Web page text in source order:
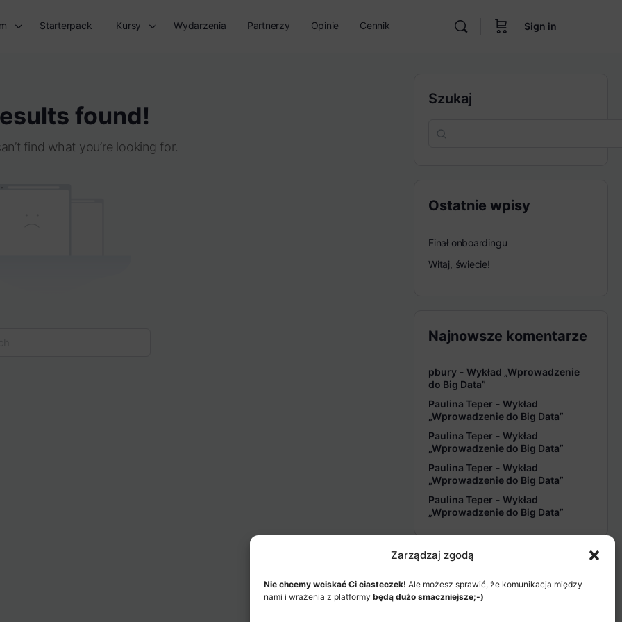
Zarządzaj zgodą
Nie chcemy wciskać Ci ciasteczek! Ale możesz sprawić, że komunikacja między
nami i wrażenia z platformy będą dużo smaczniejsze;-)
Starterpack Kursy Wydarzenia Partnerzy Opinie Cennik Sign in
found!
find what you’re looking for.
Szukaj
Ostatnie wpisy
Finał onboardingu
Witaj, świecie!
Najnowsze komentarze
pbury - Wykład „Wprowadzenie
do Big Data”
Paulina Teper - Wykład
„Wprowadzenie do Big Data”
Paulina Teper - Wykład
„Wprowadzenie do Big Data”
Paulina Teper - Wykład
„Wprowadzenie do Big Data”
Paulina Teper - Wykład
„Wprowadzenie do Big Data”